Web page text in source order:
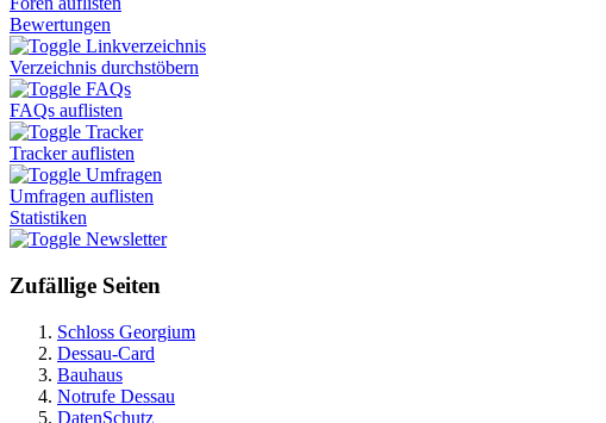
Bewertungen
Linkverzeichnis
Verzeichnis durchstöbern
FAQs
FAQs auflisten
Tracker
Tracker auflisten
Umfragen
Umfragen auflisten
Statistiken
Newsletter
Zufällige Seiten
Schloss Georgium
Dessau-Card
Bauhaus
Notrufe Dessau
DatenSchutz